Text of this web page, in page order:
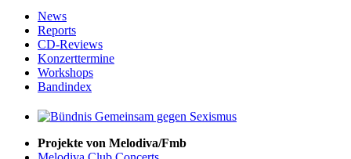
News
Reports
CD-Reviews
Konzerttermine
Workshops
Bandindex
Projekte von Melodiva/Fmb